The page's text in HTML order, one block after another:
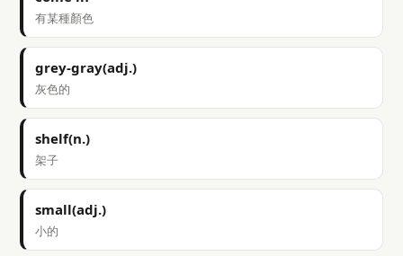
有某種顏色
grey-gray(adj.)
灰色的
shelf(n.)
架子
small(adj.)
小的